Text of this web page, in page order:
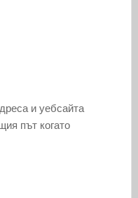
и уебсайта
път когато